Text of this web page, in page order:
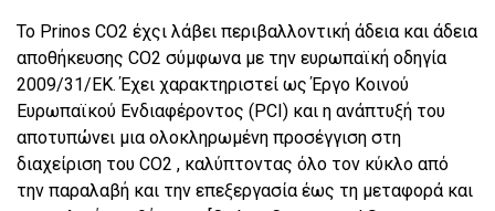
Το Prinos CO2 έχςι λάβει περιβαλλοντική άδεια και άδεια
αποθήκευσης CO2 σύμφωνα με την ευρωπαϊκή οδηγία
2009/31/ΕΚ. Έχει χαρακτηριστεί ως Έργο Κοινού
Ευρωπαϊκού Ενδιαφέροντος (PCI) και η ανάπτυξή του
αποτυπώνει μια ολοκληρωμένη προσέγγιση στη
διαχείριση του CO2 , καλύπτοντας όλο τον κύκλο από
την παραλαβή και την επεξεργασία έως τη μεταφορά και